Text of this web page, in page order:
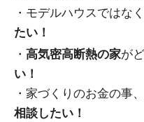
・モデルハウスではなく
たい！
・ 高気密高断熱の家が
い！
・家づくりのお金の事
相談したい！